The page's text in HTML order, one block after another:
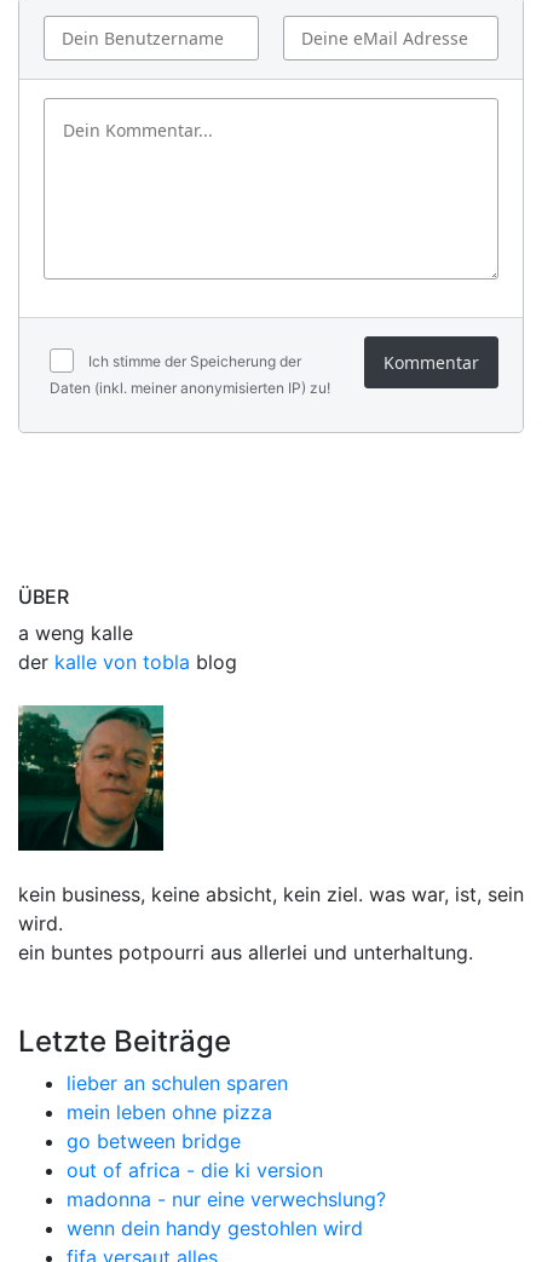
Ich stimme der Speicherung der
Daten (inkl. meiner anonymisierten IP) zu!
Kommentar
ÜBER
a weng kalle
der kalle von tobla blog
kein business, keine absicht, kein ziel. was war, ist, sein
wird.
ein buntes potpourri aus allerlei und unterhaltung.
Letzte Beiträge
lieber an schulen sparen
mein leben ohne pizza
go between bridge
out of africa - die ki version
madonna - nur eine verwechslung?
wenn dein handy gestohlen wird